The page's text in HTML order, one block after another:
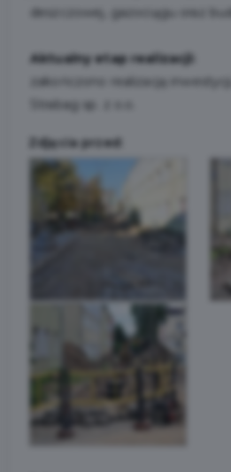
deszczowej, gazociągu oraz
Aktualny etap realizacji:
zakończono realizację
Strabag sp. z o.o.
Zdjęcia przed: